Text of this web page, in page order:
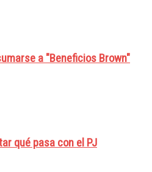
a "Beneficios Brown"
qué pasa con el PJ